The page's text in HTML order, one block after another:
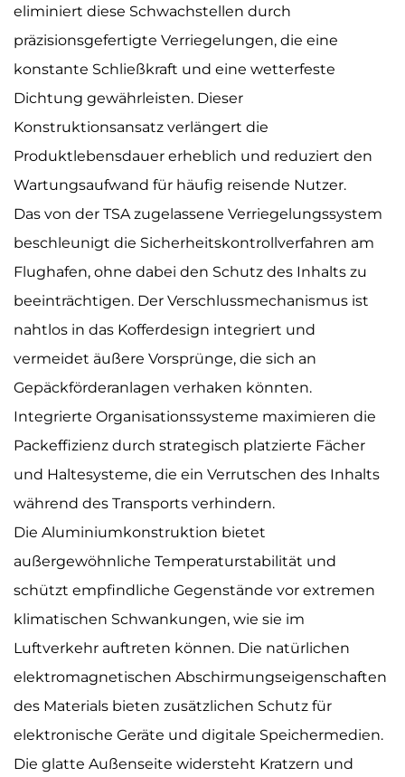
eliminiert diese Schwachstellen durch
präzisionsgefertigte Verriegelungen, die eine
konstante Schließkraft und eine wetterfeste
Dichtung gewährleisten. Dieser
Konstruktionsansatz verlängert die
Produktlebensdauer erheblich und reduziert den
Wartungsaufwand für häufig reisende Nutzer.
Das von der TSA zugelassene Verriegelungssystem
beschleunigt die Sicherheitskontrollverfahren am
Flughafen, ohne dabei den Schutz des Inhalts zu
beeinträchtigen. Der Verschlussmechanismus ist
nahtlos in das Kofferdesign integriert und
vermeidet äußere Vorsprünge, die sich an
Gepäckförderanlagen verhaken könnten.
Integrierte Organisationssysteme maximieren die
Packeffizienz durch strategisch platzierte Fächer
und Haltesysteme, die ein Verrutschen des Inhalts
während des Transports verhindern.
Die Aluminiumkonstruktion bietet
außergewöhnliche Temperaturstabilität und
schützt empfindliche Gegenstände vor extremen
klimatischen Schwankungen, wie sie im
Luftverkehr auftreten können. Die natürlichen
elektromagnetischen Abschirmungseigenschaften
des Materials bieten zusätzlichen Schutz für
elektronische Geräte und digitale Speichermedien.
Die glatte Außenseite widersteht Kratzern und